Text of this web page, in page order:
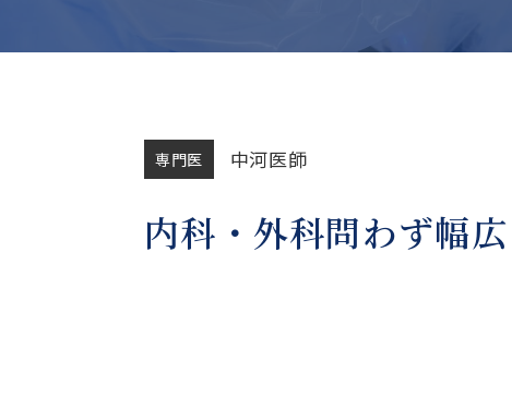
専門医 中河医師
内科・外科問わず幅